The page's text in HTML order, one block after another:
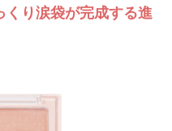
くり涙袋が完成する進